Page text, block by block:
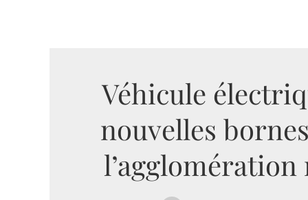
Véhicule
nouvelles
l’agglomération